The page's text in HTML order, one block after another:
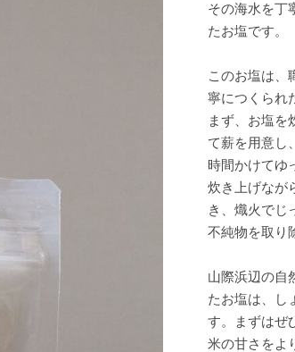
その海水を丁
たお塩です。
このお塩は、
寧につくられ
まず、お塩を
て薪を用意し
時間かけてゆ
炊き上げなが
き、熾火でじ
不純物を取り
山際浜辺の自
たお塩は、し
す。まずはぜ
米の甘さをよ